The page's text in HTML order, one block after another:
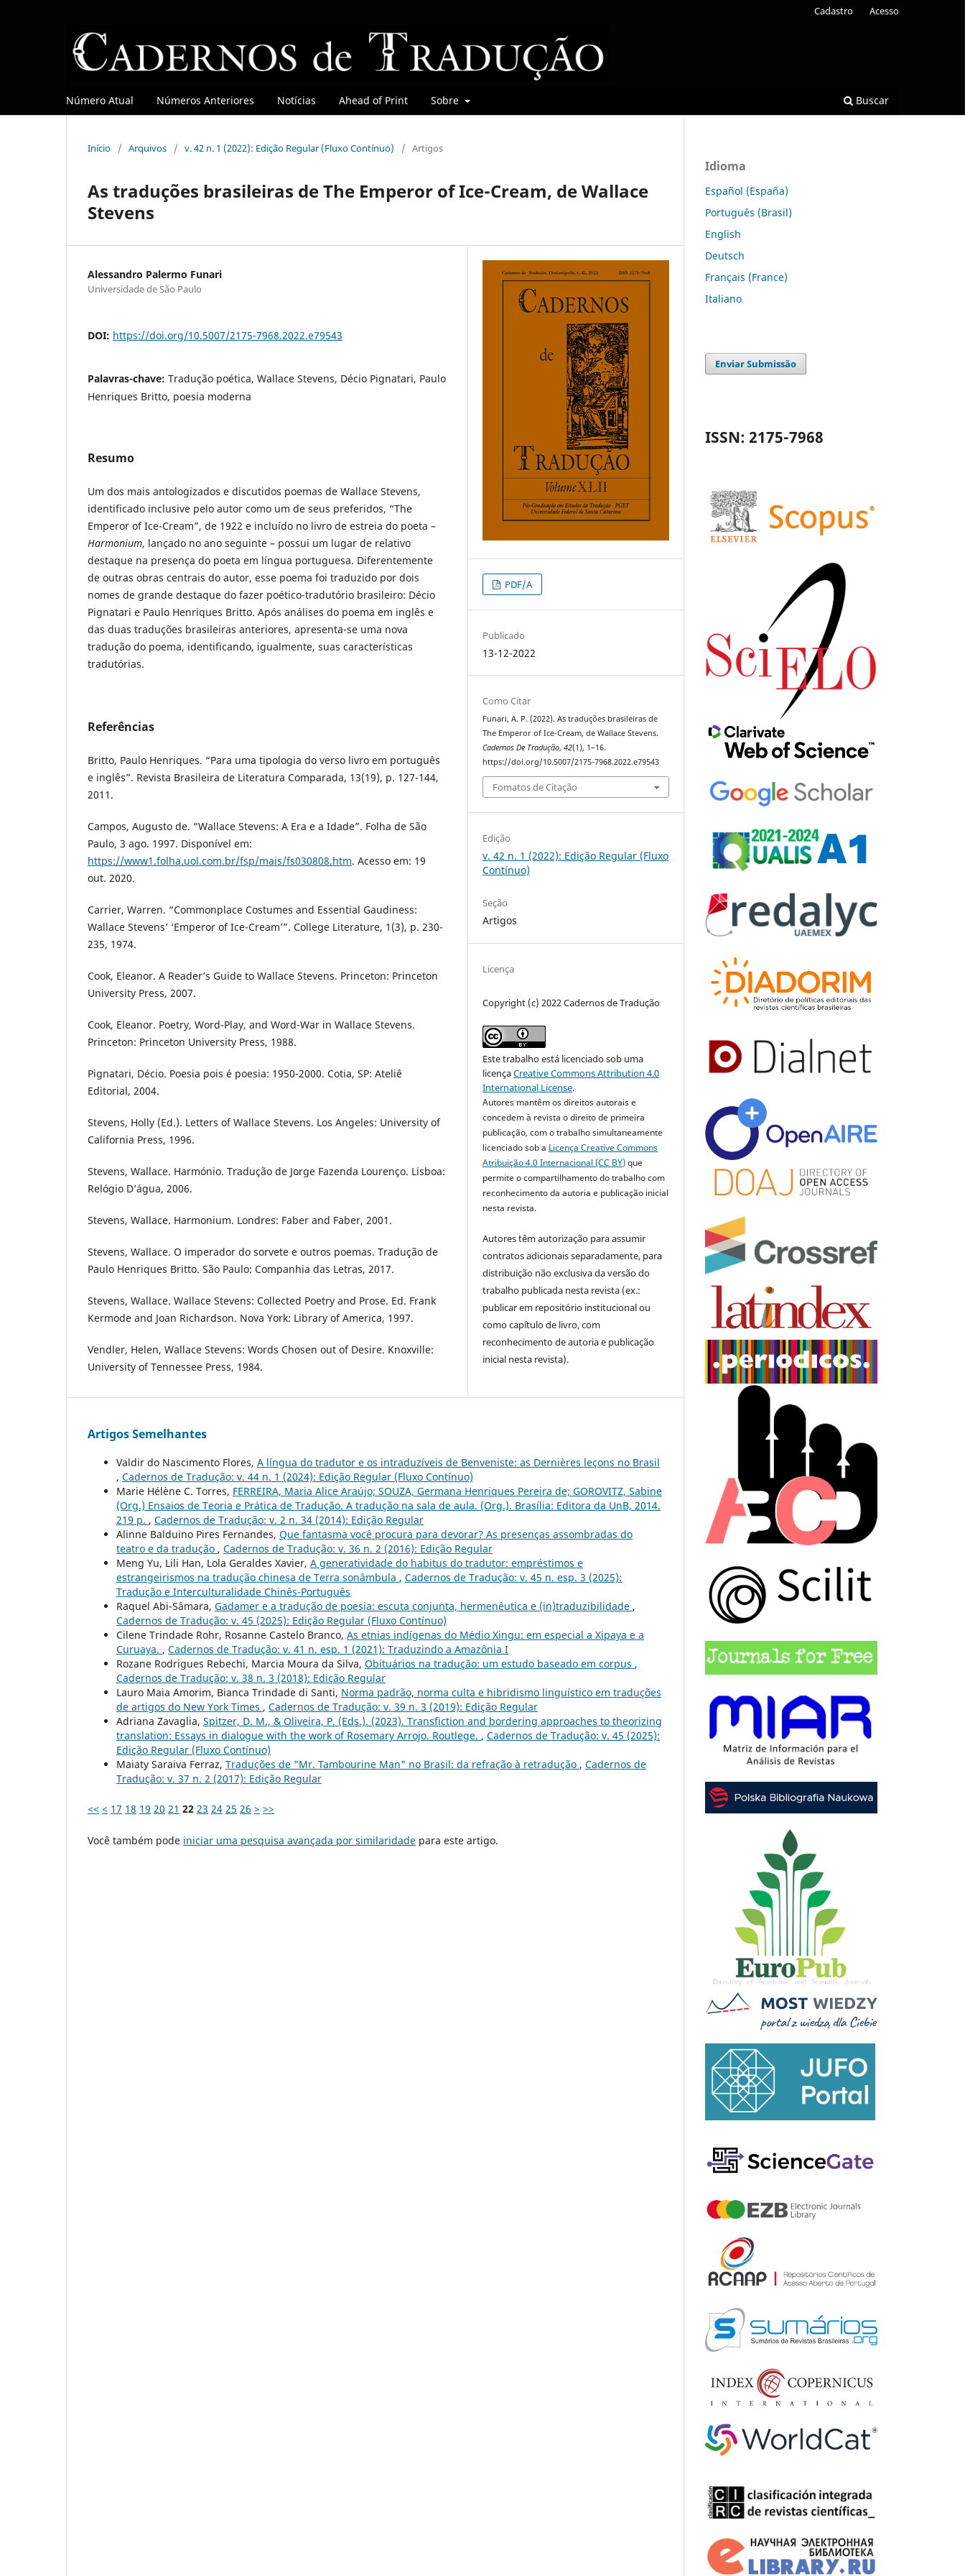
Número Atual Números Anteriores Notícias Ahead of Print Sobre Buscar
Cadastro Acesso
Início / Arquivos / v. 42 n. 1 (2022): Edição Regular (Fluxo Contínuo) / Artigos
As traduções brasileiras de The Emperor of Ice-Cream, de Wallace
Stevens
Alessandro Palermo Funari
Universidade de São Paulo
DOI: https://doi.org/10.5007/2175-7968.2022.e79543
Palavras-chave: Tradução poética, Wallace Stevens, Décio Pignatari, Paulo
Henriques Britto, poesia moderna
Resumo
Um dos mais antologizados e discutidos poemas de Wallace Stevens,
identificado inclusive pelo autor como um de seus preferidos, “The
Emperor of Ice-Cream”, de 1922 e incluído no livro de estreia do poeta –
Harmonium, lançado no ano seguinte – possui um lugar de relativo
destaque na presença do poeta em língua portuguesa. Diferentemente
de outras obras centrais do autor, esse poema foi traduzido por dois
nomes de grande destaque do fazer poético-tradutório brasileiro: Décio
Pignatari e Paulo Henriques Britto. Após análises do poema em inglês e
das duas traduções brasileiras anteriores, apresenta-se uma nova
tradução do poema, identificando, igualmente, suas características
tradutórias.
Referências
Britto, Paulo Henriques. “Para uma tipologia do verso livro em português
e inglês”. Revista Brasileira de Literatura Comparada, 13(19), p. 127-144,
2011.
Campos, Augusto de. “Wallace Stevens: A Era e a Idade”. Folha de São
Paulo, 3 ago. 1997. Disponível em:
https://www1.folha.uol.com.br/fsp/mais/fs030808.htm. Acesso em: 19
out. 2020.
Carrier, Warren. “Commonplace Costumes and Essential Gaudiness:
Wallace Stevens’ ‘Emperor of Ice-Cream’”. College Literature, 1(3), p. 230-
235, 1974.
Cook, Eleanor. A Reader’s Guide to Wallace Stevens. Princeton: Princeton
University Press, 2007.
Cook, Eleanor. Poetry, Word-Play, and Word-War in Wallace Stevens.
Princeton: Princeton University Press, 1988.
Pignatari, Décio. Poesia pois é poesia: 1950-2000. Cotia, SP: Ateliê
Editorial, 2004.
Stevens, Holly (Ed.). Letters of Wallace Stevens. Los Angeles: University of
California Press, 1996.
Stevens, Wallace. Harmónio. Tradução de Jorge Fazenda Lourenço. Lisboa:
Relógio D’água, 2006.
Stevens, Wallace. Harmonium. Londres: Faber and Faber, 2001.
Stevens, Wallace. O imperador do sorvete e outros poemas. Tradução de
Paulo Henriques Britto. São Paulo: Companhia das Letras, 2017.
Stevens, Wallace. Wallace Stevens: Collected Poetry and Prose. Ed. Frank
Kermode and Joan Richardson. Nova York: Library of America, 1997.
Vendler, Helen, Wallace Stevens: Words Chosen out of Desire. Knoxville:
University of Tennessee Press, 1984.
PDF/A
Publicado
13-12-2022
Como Citar
Funari, A. P. (2022). As traduções brasileiras de
The Emperor of Ice-Cream, de Wallace Stevens.
Cadernos De Tradução,42(1), 1–16.
https://doi.org/10.5007/2175-7968.2022.e79543
Fomatos de Citação
Edição
v. 42 n. 1 (2022): Edição Regular (Fluxo
Contínuo)
Seção
Artigos
Licença
Copyright (c) 2022 Cadernos de Tradução
Este trabalho está licenciado sob uma
licençaCreative Commons Attribution 4.0
International License.
Autores mantêm os direitos autorais e
concedem à revista o direito de primeira
publicação, com o trabalho simultaneamente
licenciado sob a Licença Creative Commons
Atribuição 4.0 Internacional (CC BY)que
permite o compartilhamento do trabalho com
reconhecimento da autoria e publicação inicial
nesta revista.
Autores têm autorização para assumir
contratos adicionais separadamente, para
distribuição não exclusiva da versão do
trabalho publicada nesta revista (ex.:
publicar em repositório institucional ou
como capítulo de livro, com
reconhecimento de autoria e publicação
inicial nesta revista).
Artigos Semelhantes
Valdir do Nascimento Flores, A língua do tradutor e os intraduzíveis de Benveniste: as Dernières leçons no Brasil
, Cadernos de Tradução: v. 44 n. 1 (2024): Edição Regular (Fluxo Contínuo)
Marie Hélène C. Torres, FERREIRA, Maria Alice Araújo; SOUZA, Germana Henriques Pereira de; GOROVITZ, Sabine
(Org.) Ensaios de Teoria e Prática de Tradução. A tradução na sala de aula. (Org.). Brasília: Editora da UnB, 2014.
219 p. , Cadernos de Tradução: v. 2 n. 34 (2014): Edição Regular
Alinne Balduino Pires Fernandes, Que fantasma você procura para devorar? As presenças assombradas do
teatro e da tradução , Cadernos de Tradução: v. 36 n. 2 (2016): Edição Regular
Meng Yu, Lili Han, Lola Geraldes Xavier, A generatividade do habitus do tradutor: empréstimos e
estrangeirismos na tradução chinesa de Terra sonâmbula , Cadernos de Tradução: v. 45 n. esp. 3 (2025):
Tradução e Interculturalidade Chinês-Português
Raquel Abi-Sâmara, Gadamer e a tradução de poesia: escuta conjunta, hermenêutica e (in)traduzibilidade ,
Cadernos de Tradução: v. 45 (2025): Edição Regular (Fluxo Contínuo)
Cilene Trindade Rohr, Rosanne Castelo Branco, As etnias indígenas do Médio Xingu: em especial a Xipaya e a
Curuaya. , Cadernos de Tradução: v. 41 n. esp. 1 (2021): Traduzindo a Amazônia I
Rozane Rodrigues Rebechi, Marcia Moura da Silva, Obituários na tradução: um estudo baseado em corpus ,
Cadernos de Tradução: v. 38 n. 3 (2018): Edição Regular
Lauro Maia Amorim, Bianca Trindade di Santi, Norma padrão, norma culta e hibridismo linguístico em traduções
de artigos do New York Times , Cadernos de Tradução: v. 39 n. 3 (2019): Edição Regular
Adriana Zavaglia, Spitzer, D. M., & Oliveira, P. (Eds.). (2023). Transfiction and bordering approaches to theorizing
translation: Essays in dialogue with the work of Rosemary Arrojo. Routlege. , Cadernos de Tradução: v. 45 (2025):
Edição Regular (Fluxo Contínuo)
Maiaty Saraiva Ferraz, Traduções de "Mr. Tambourine Man" no Brasil: da refração à retradução , Cadernos de
Tradução: v. 37 n. 2 (2017): Edição Regular
<< < 17 18 19 20 21 22 23 24 25 26 > >>
Você também pode iniciar uma pesquisa avançada por similaridade para este artigo.
Idioma
Español (España)
Português (Brasil)
English
Deutsch
Français (France)
Italiano
Enviar Submissão
ISSN: 2175-7968